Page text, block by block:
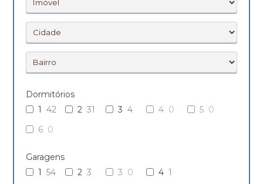
Dormitórios
1 42 2 31 3 4 4 0 5 0
6 0
Garagens
1 54 2 3 3 0 4 1